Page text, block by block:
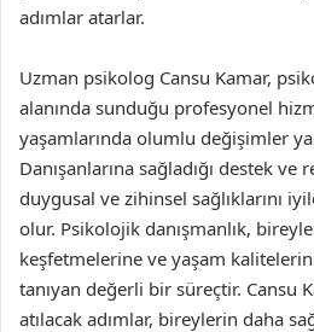
adımlar atarlar.
Uzman psikolog Cansu Kamar,
alanında sunduğu profesyonel
yaşamlarında olumlu değişimler
Danışanlarına sağladığı destek ve
duygusal ve zihinsel sağlıklarını
olur. Psikolojik danışmanlık,
keşfetmelerine ve yaşam
tanıyan değerli bir süreçtir. Cansu
atılacak adımlar, bireylerin daha